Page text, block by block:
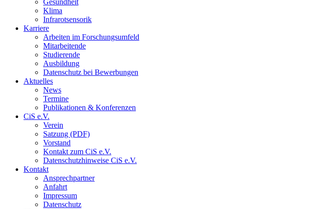
Gesundheit
Klima
Infrarotsensorik
Karriere
Arbeiten im Forschungsumfeld
Mitarbeitende
Studierende
Ausbildung
Datenschutz bei Bewerbungen
Aktuelles
News
Termine
Publikationen & Konferenzen
CiS e.V.
Verein
Satzung (PDF)
Vorstand
Kontakt zum CiS e.V.
Datenschutzhinweise CiS e.V.
Kontakt
Ansprechpartner
Anfahrt
Impressum
Datenschutz